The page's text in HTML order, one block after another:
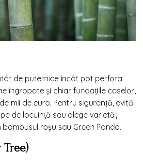
de puternice încât pot perfora
îngropate și chiar fundațiile caselor,
mii de euro. Pentru siguranță, evită
de locuință sau alege varietăți
bambusul roșu sau Green Panda.
Tree)